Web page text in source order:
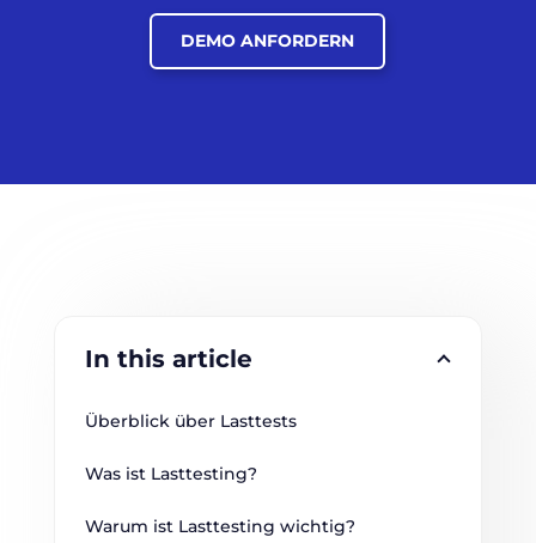
DEMO ANFORDERN
In this article
Überblick über Lasttests
Was ist Lasttesting?
Warum ist Lasttesting wichtig?